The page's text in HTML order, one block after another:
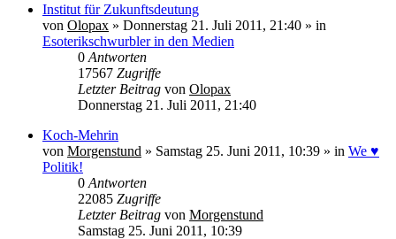
Institut für Zukunftsdeutung
von Olopax » Donnerstag 21. Juli 2011, 21:40 » in
Esoterikschwurbler in den Medien
0 Antworten
17567 Zugriffe
Letzter Beitrag von Olopax
Donnerstag 21. Juli 2011, 21:40
Koch-Mehrin
von Morgenstund » Samstag 25. Juni 2011, 10:39 » in We ♥
Politik!
0 Antworten
22085 Zugriffe
Letzter Beitrag von Morgenstund
Samstag 25. Juni 2011, 10:39